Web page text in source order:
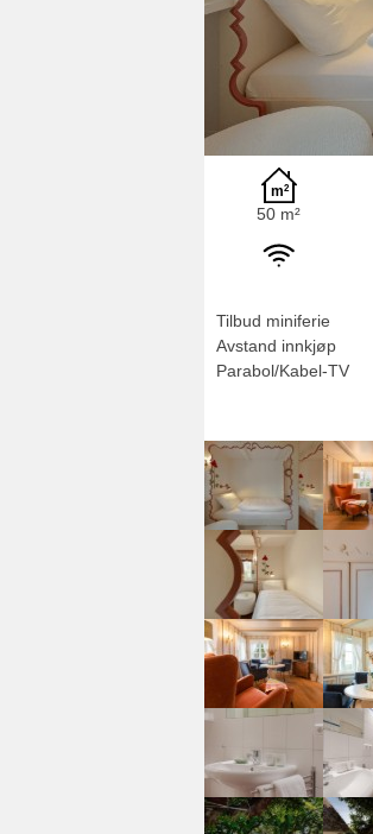
50 m²
Tilbud miniferie
Avstand innkjøp
Parabol/Kabel-TV